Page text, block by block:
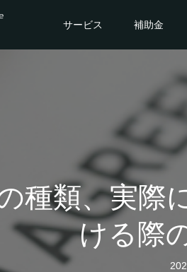
サービス 補助金
種類、実際
ける際